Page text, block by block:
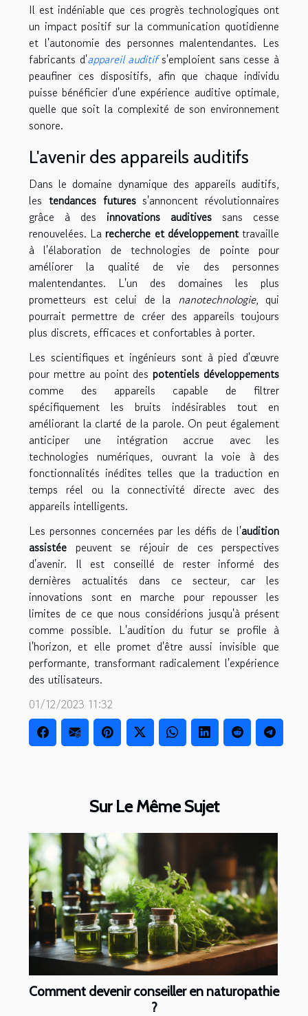
Il est indéniable que ces progrès technologiques ont
un impact positif sur la communication quotidienne
et l'autonomie des personnes malentendantes. Les
fabricants d'appareil auditifs'emploient sans cesse à
peaufiner ces dispositifs, afin que chaque individu
puisse bénéficier d'une expérience auditive optimale,
quelle que soit la complexité de son environnement
sonore.
L'avenir des appareils auditifs
Dans le domaine dynamique des appareils auditifs,
les tendances futuress'annoncent révolutionnaires
grâce à des innovations auditives sans cesse
renouvelées. Larecherche et développementtravaille
à l'élaboration de technologies de pointe pour
améliorer la qualité de vie des personnes
malentendantes. L'un des domaines les plus
prometteurs est celui de la nanotechnologie, qui
pourrait permettre de créer des appareils toujours
plus discrets, efficaces et confortables à porter.
Les scientifiques et ingénieurs sont à pied d'œuvre
pour mettre au point des potentiels développements
comme des appareils capable de filtrer
spécifiquement les bruits indésirables tout en
améliorant la clarté de la parole. On peut également
anticiper une intégration accrue avec les
technologies numériques, ouvrant la voie à des
fonctionnalités inédites telles que la traduction en
temps réel ou la connectivité directe avec des
appareils intelligents.
Les personnes concernées par les défis de l'audition
assistée peuvent se réjouir de ces perspectives
d'avenir. Il est conseillé de rester informé des
dernières actualités dans ce secteur, car les
innovations sont en marche pour repousser les
limites de ce que nous considérions jusqu'à présent
comme possible. L'audition du futur se profile à
l'horizon, et elle promet d'être aussi invisible que
performante, transformant radicalement l'expérience
des utilisateurs.
01/12/2023 11:32
Sur Le Même Sujet
Comment devenir conseiller en naturopathie
?